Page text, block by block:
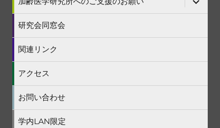
展
開
ブ
メ
ー
開
研究会同窓会
関連リンク
アクセス
お問い合わせ
学内LAN限定